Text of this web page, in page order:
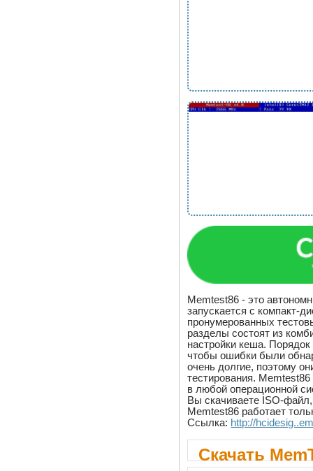
Memtest86 - это
запускается с компакт-
пронумерованных
разделы состоят из
настройки кеша.
чтобы ошибки были
очень долгие, поэтому
тестирования.
в любой операционной
Вы скачиваете ISO-
Memtest86 работает
Ссылка: http://
Скачать